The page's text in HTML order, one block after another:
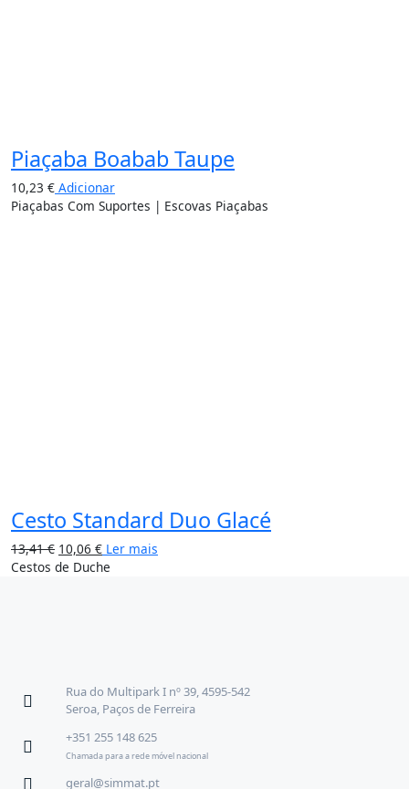
Piaçaba Boabab Taupe
10,23 € Adicionar
Piaçabas Com Suportes | Escovas Piaçabas
Cesto Standard Duo Glacé
13,41€ 10,06 € Ler mais
Cestos de Duche
Rua do Multipark I nº 39, 4595-542
Seroa, Paços de Ferreira
+351 255 148 625
Chamada para a rede móvel nacional
geral@simmat.pt